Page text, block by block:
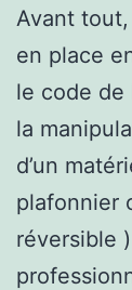
Avant
en place
le code de
la
d’un
plafonnier
réversible